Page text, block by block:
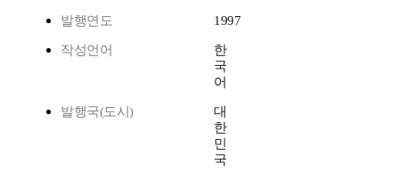
발행연도 1997
작성언어
한
국
어
발행국(도시)
대
한
민
국